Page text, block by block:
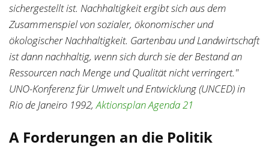
sichergestellt ist. Nachhaltigkeit ergibt sich aus dem
Zusammenspiel von sozialer, ökonomischer und
ökologischer Nachhaltigkeit. Gartenbau und Landwirtschaft
ist dann nachhaltig, wenn sich durch sie der Bestand an
Ressourcen nach Menge und Qualität nicht verringert."
UNO-Konferenz für Umwelt und Entwicklung (UNCED) in
Rio de Janeiro 1992,Aktionsplan Agenda 21
A Forderungen an die Politik